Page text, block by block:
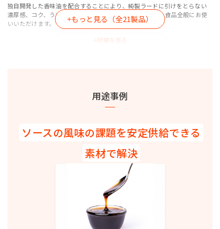
独自開発した香味油を配合することにより、純製ラードに引けをとらない
濃厚感、コク、うま味を付与します（ラード25％配合）。食品全般にお使
いいただけます。
詳細を見る
詳細を見る
botanova 植物のおいしさ 牛脂風味
動物性原料を使っていない、牛脂風味の食用油脂です。プラントベースミー
トパティ、焼き肉、カレー、ソースなど食品全般に深いコクと香り、煮込み
ショートニング・ラード・調理用油脂
乳脂肪分67.5%、常温で液状のコンパウンドオイルです。製菓製パン、デザ
ート類、調味料、料理ソースなど食品全般にお使いいただけます。
詳細を見る
すぐに使える かける本バター ショートニング・ラード・調理用油脂
もっと見る（全21製品）
用途事例
ソースの風味の課題を安定供給できる
素材で解決